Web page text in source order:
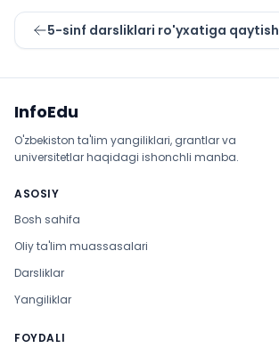
5-sinf darsliklari ro'yxatiga qaytish
InfoEdu
O'zbekiston ta'lim yangiliklari, grantlar va
universitetlar haqidagi ishonchli manba.
ASOSIY
Bosh sahifa
Oliy ta'lim muassasalari
Darsliklar
Yangiliklar
FOYDALI